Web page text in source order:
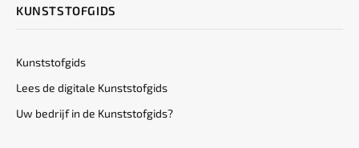
KUNSTSTOFGIDS
Kunststofgids
Lees de digitale Kunststofgids
Uw bedrijf in de Kunststofgids?